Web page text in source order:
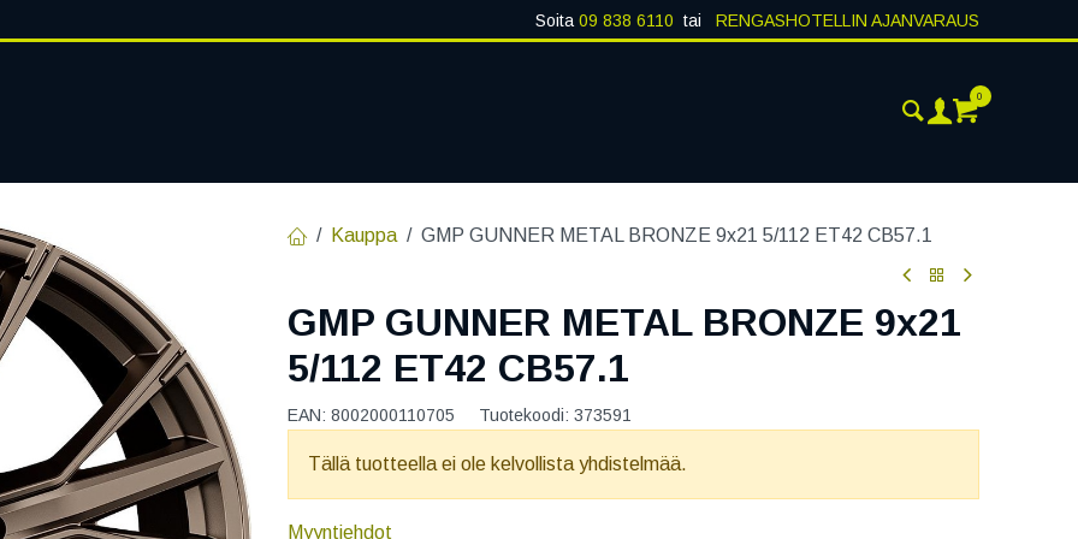
Soita 09 838 6110 tai RENGASHOTELLIN AJANVARAUS
0
Kauppa GMP GUNNER METAL BRONZE 9x21 5/112 ET42 CB57.1
GMP GUNNER METAL BRONZE 9x21
5/112 ET42 CB57.1
EAN: 8002000110705 Tuotekoodi: 373591
Tällä tuotteella ei ole kelvollista yhdistelmää.
Myyntiehdot